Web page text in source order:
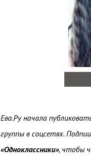
Ева.Ру начала
группы в соцсетях.
«Одноклассники», чтобы